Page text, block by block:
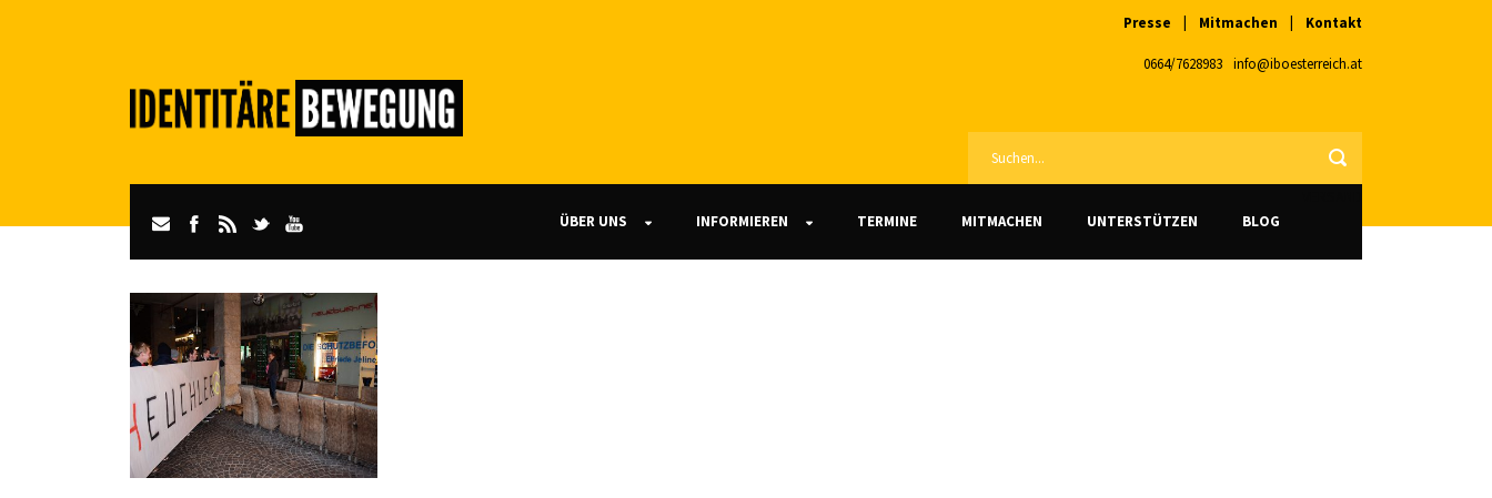
Presse Mitmachen Kontakt
0664/7628983 info@iboesterreich.at
ÜBER UNS INFORMIEREN TERMINE MITMACHEN UNTERSTÜTZEN BLOG